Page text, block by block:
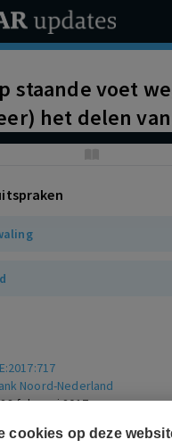
cookies op deze
staande voet
het delen van
informatie
aan
(ex art. 7:611
Noord-Nederland
28 februari 2017
AR-2017-0236